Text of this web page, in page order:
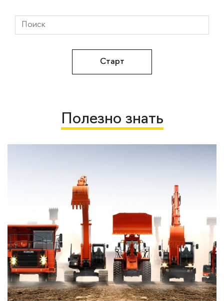
Полезно знать